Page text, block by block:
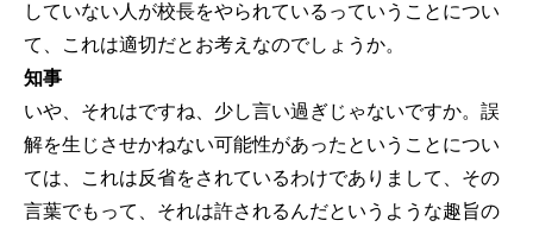
していない人が校長をやられているっていうことについ
て、これは適切だとお考えなのでしょうか。
知事
いや、それはですね、少し言い過ぎじゃないですか。誤
解を生じさせかねない可能性があったということについ
ては、これは反省をされているわけでありまして、その
言葉でもって、それは許されるんだというような趣旨の